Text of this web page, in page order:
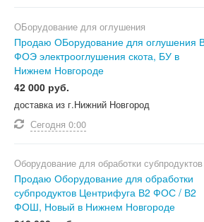
ОБорудование для оглушения
Продаю ОБорудование для оглушения
ФОЭ электрооглушения скота, БУ в
Нижнем Новгороде
42 000 руб.
доставка из г.Нижний Новгород
Сегодня 0:00
Оборудование для обработки субпродуктов
Продаю Оборудование для обработки
субпродуктов Центрифуга В2 ФОС / В2
ФОШ, Новый в Нижнем Новгороде